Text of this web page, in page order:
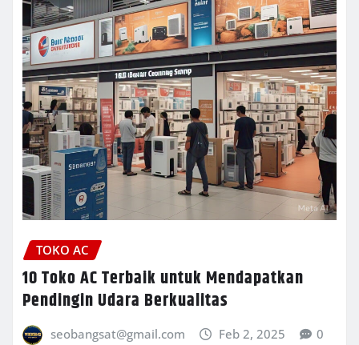
TOKO AC
10 Toko AC Terbaik untuk Mendapatkan
Pendingin Udara Berkualitas
seobangsat@gmail.com Feb 2, 2025 0